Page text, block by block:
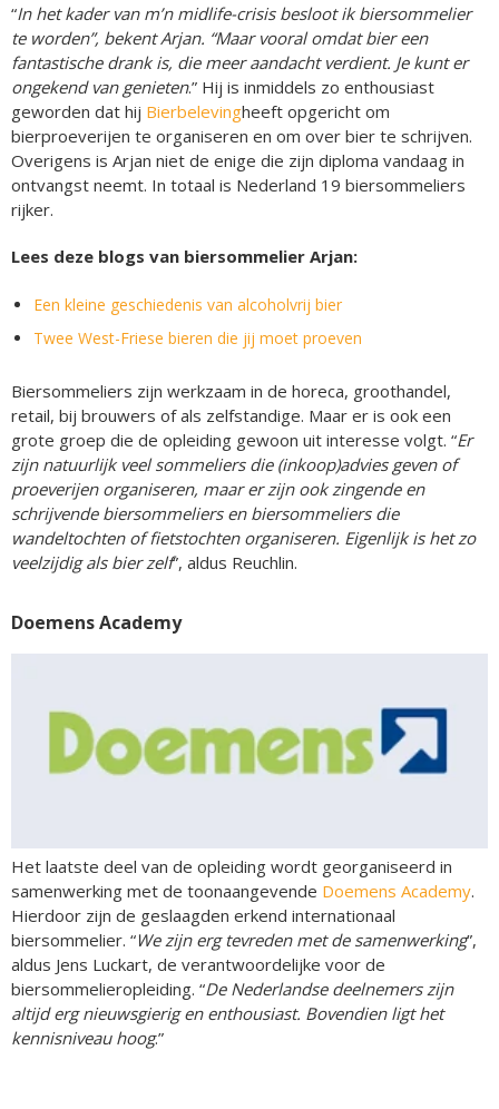
“In het kader van m’n midlife-crisis besloot ik biersommelier
te worden”, bekent Arjan. “Maar vooral omdat bier een
fantastische drank is, die meer aandacht verdient. Je kunt er
ongekend van genieten.” Hij is inmiddels zo enthousiast
geworden dat hij Bierbelevingheeft opgericht om
bierproeverijen te organiseren en om over bier te schrijven.
Overigens is Arjan niet de enige die zijn diploma vandaag in
ontvangst neemt. In totaal is Nederland 19 biersommeliers
rijker.
Lees deze blogs van biersommelier Arjan:
Een kleine geschiedenis van alcoholvrij bier
Twee West-Friese bieren die jij moet proeven
Biersommeliers zijn werkzaam in de horeca, groothandel,
retail, bij brouwers of als zelfstandige. Maar er is ook een
grote groep die de opleiding gewoon uit interesse volgt. “Er
zijn natuurlijk veel sommeliers die (inkoop)advies geven of
proeverijen organiseren, maar er zijn ook zingende en
schrijvende biersommeliers en biersommeliers die
wandeltochten of fietstochten organiseren. Eigenlijk is het zo
veelzijdig als bier zelf”, aldus Reuchlin.
Doemens Academy
Het laatste deel van de opleiding wordt georganiseerd in
samenwerking met de toonaangevende Doemens Academy.
Hierdoor zijn de geslaagden erkend internationaal
biersommelier. “We zijn erg tevreden met de samenwerking”,
aldus Jens Luckart, de verantwoordelijke voor de
biersommelieropleiding. “De Nederlandse deelnemers zijn
altijd erg nieuwsgierig en enthousiast. Bovendien ligt het
kennisniveau hoog.”